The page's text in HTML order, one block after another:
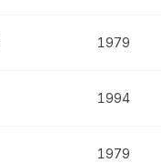
1979
1994
1979